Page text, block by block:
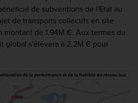
de subventions de l'Etat au
de transports collectifs en site
montant de 1.94M €. Aux termes du
global s'élèvera à 2.2M € pour